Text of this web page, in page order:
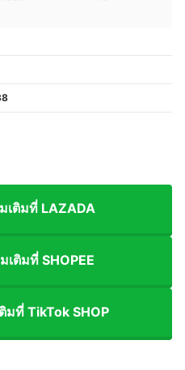
เติมที่ LAZADA
เติมที่ SHOPEE
มที่ TikTok SHOP